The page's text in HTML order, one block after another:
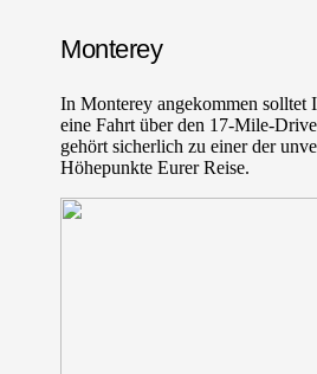
Monterey
In Monterey angekommen solltet
eine Fahrt über den 17-Mile-
gehört sicherlich zu einer der
Höhepunkte Eurer Reise.